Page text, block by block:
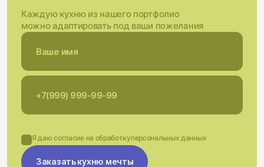
Каждую кухню из нашего портфолио
можно адаптировать под ваши пожелания
Я даю согласие на обработкуперсональных данных
Заказать кухню мечты